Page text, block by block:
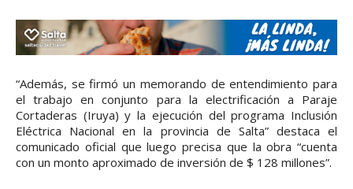
“Además, se firmó un memorando de entendimiento para
el trabajo en conjunto para la electrificación a Paraje
Cortaderas (Iruya) y la ejecución del programa Inclusión
Eléctrica Nacional en la provincia de Salta” destaca el
comunicado oficial que luego precisa que la obra “cuenta
con un monto aproximado de inversión de $ 128 millones”.